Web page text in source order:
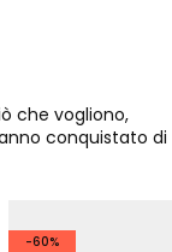
che vogliono,
conquistato di
-60%